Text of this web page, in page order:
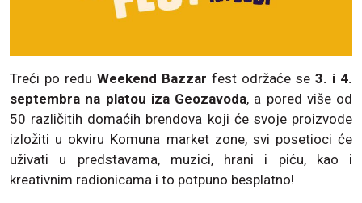
Treći po redu Weekend Bazzar fest održaće se 3. i 4.
septembra na platou iza Geozavoda, a pored više od
50 različitih domaćih brendova koji će svoje proizvode
izložiti u okviru Komuna market zone, svi posetioci će
uživati u predstavama, muzici, hrani i piću, kao i
kreativnim radionicama i to potpuno besplatno!